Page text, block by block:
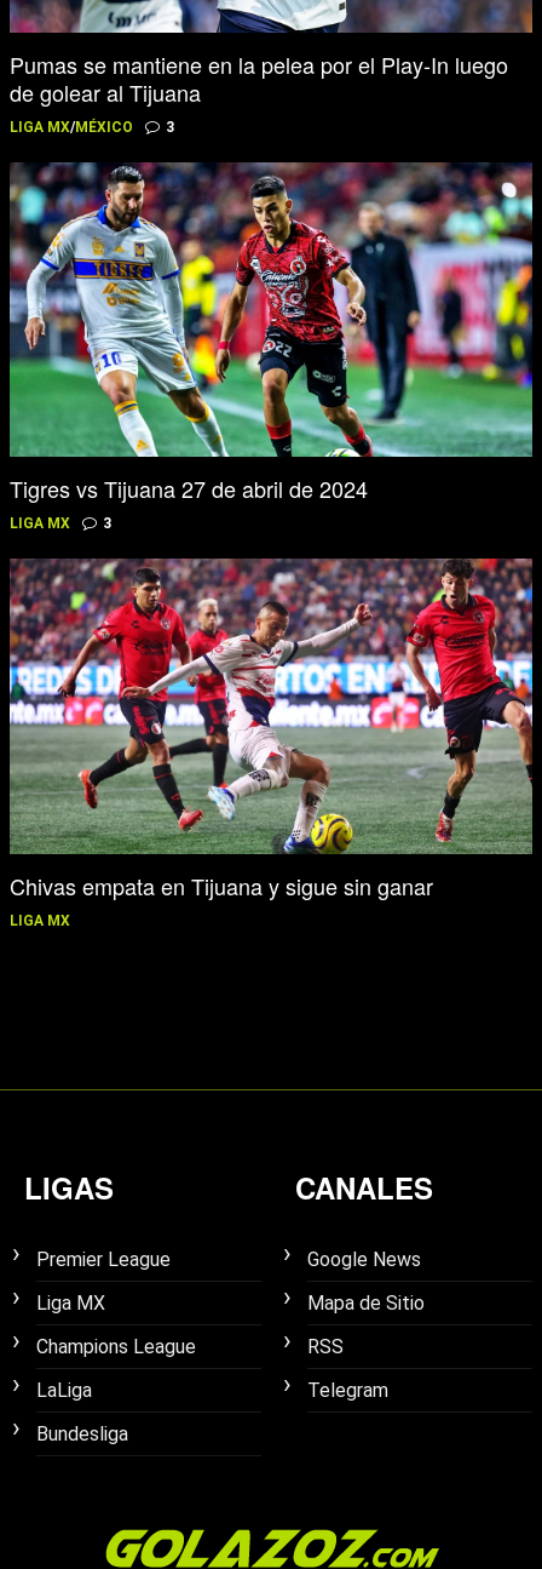
Pumas se mantiene en la pelea por el Play-In luego
de golear al Tijuana
LIGA MX/MÉXICO 3
Tigres vs Tijuana 27 de abril de 2024
LIGA MX 3
Chivas empata en Tijuana y sigue sin ganar
LIGA MX
LIGAS
Premier League
Liga MX
Champions League
LaLiga
Bundesliga
CANALES
Google News
Mapa de Sitio
RSS
Telegram